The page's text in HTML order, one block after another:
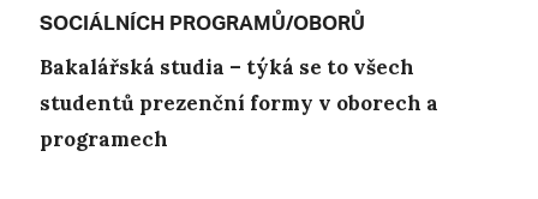
SOCIÁLNÍCH PROGRAMŮ/OBORŮ
Bakalářská studia – týká se to všech
studentů prezenční formy v oborech a
programech